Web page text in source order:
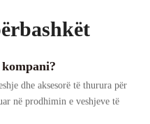
dhe aksesorë të thurura për
në prodhimin e veshjeve të